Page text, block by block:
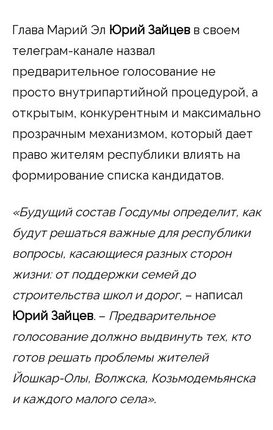
Глава Марий Эл Юрий Зайцев в своем
телеграм-канале назвал
предварительное голосование не
просто внутрипартийной процедурой, а
открытым, конкурентным и максимально
прозрачным механизмом, который дает
право жителям республики влиять на
формирование списка кандидатов.
«Будущий состав Госдумы определит, как
будут решаться важные для республики
вопросы, касающиеся разных сторон
жизни: от поддержки семей до
строительства школ и дорог, – написал
Юрий Зайцев. – Предварительное
голосование должно выдвинуть тех, кто
готов решать проблемы жителей
Йошкар-Олы, Волжска, Козьмодемьянска
и каждого малого села».